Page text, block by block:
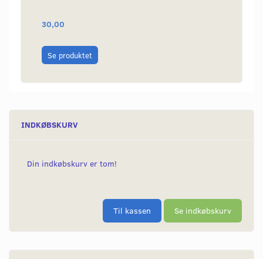
30,00
Se produktet
INDKØBSKURV
Din indkøbskurv er tom!
Til kassen Se indkøbskurv